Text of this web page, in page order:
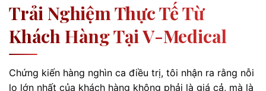
Trải Nghiệm Thực Tế Từ
Khách Hàng Tại V-Medical
Chứng kiến hàng nghìn ca điều trị, tôi nhận ra rằng nỗi
lo lớn nhất của khách hàng không phải là giá cả, mà là